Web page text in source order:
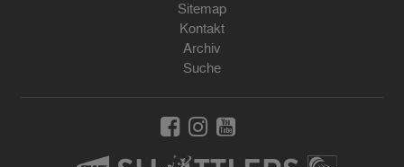
Sitemap
Kontakt
Archiv
Suche